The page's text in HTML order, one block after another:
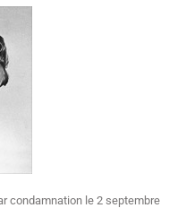
condamnation le 2 septembre